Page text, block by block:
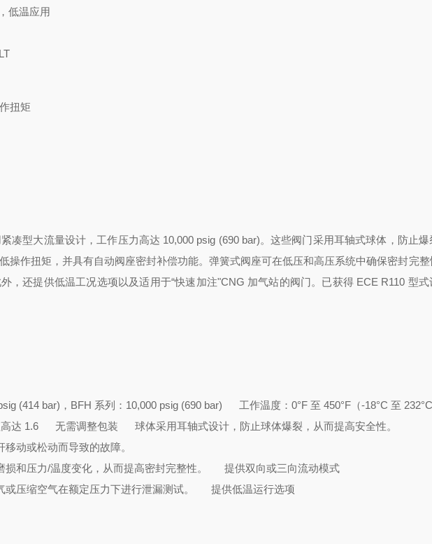
低温应用
扭矩
凑型大流量设计，工作压力高达 10,000 psig (690 bar)。这些阀门采用耳轴式球体，防止
操作扭矩，并具有自动阀座密封补偿功能。弹簧式阀座可在低压和高压系统中确保密封完整
，还提供低温工况选项以及适用于“快速加注"CNG 加气站的阀门。已获得 ECE R110 型
(414 bar)，BFH 系列：10,000 psig (690 bar)
工作温度：0°F 至 450°F（-18°C 至 232°C
达 1.6
无需调整包装
球体采用耳轴式设计，防止球体爆裂，从而提高安全性。
动或松动而导致的故障。
和压力/温度变化，从而提高密封完整性。
提供双向或三向流动模式
压缩空气在额定压力下进行泄漏测试。
提供低温运行选项